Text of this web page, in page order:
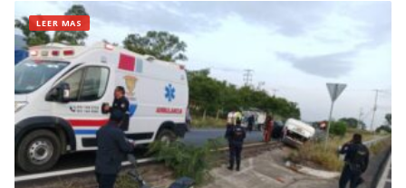
LEER MAS